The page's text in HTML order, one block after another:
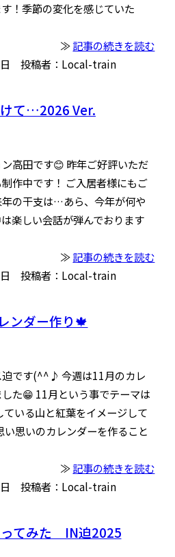
！季節の変化を感じていた
≫記事の続きを読む
日 投稿者：Local-train
て…2026 Ver.
高田です😊 昨年ご好評いただ
作中です！ ご入居者様にもご
の干支は…あら、今年が何や
楽しい会話が弾んでおります
≫記事の続きを読む
日 投稿者：Local-train
ンダー作り🍁
迫です(^^♪ 今週は11月のカレ
た😁 11月という事でテーマは
ている山と紅葉をイメージして
思いのカレンダーを作ること
≫記事の続きを読む
日 投稿者：Local-train
ってみた IN迫2025